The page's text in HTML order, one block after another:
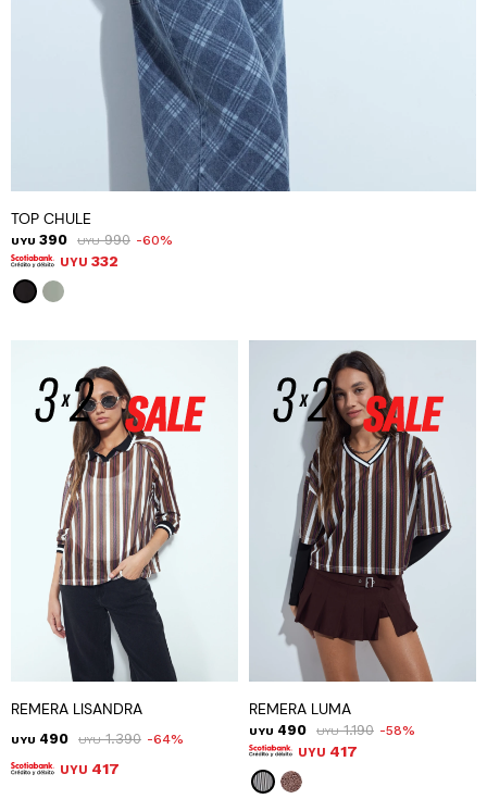
TOP CHULE
UYU 390 UYU 990 60
UYU 332
REMERA LISANDRA
UYU 490 UYU 1.390 64
UYU 417
REMERA LUMA
UYU 490 UYU 1.190 58
UYU 417